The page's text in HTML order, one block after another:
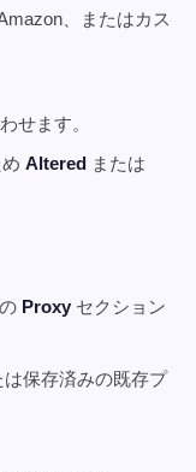
、またはカス
せます。
Altered または
Proxy セクション
保存済みの既存プ